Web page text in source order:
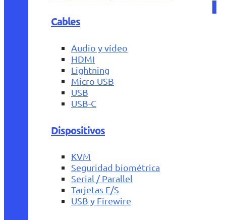
Cables
Audio y vídeo
HDMI
Lightning
Micro USB
USB
USB-C
Dispositivos
KVM
Seguridad biométrica
Serial / Parallel
Tarjetas E/S
USB y Firewire